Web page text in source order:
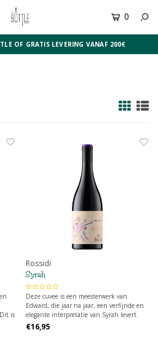
0
OF GRATIS LEVERING VANAF 200€
is
Rossidi
Syrah
Deze cuvee is een meesterwerk van
Edward, die jaar na jaar, een verfijnde en
elegante interpretatie van Syrah levert.
Deze wijn biedt een sappige combinatie
van puur fruit, frisse aroma's, subtiele
€16,95